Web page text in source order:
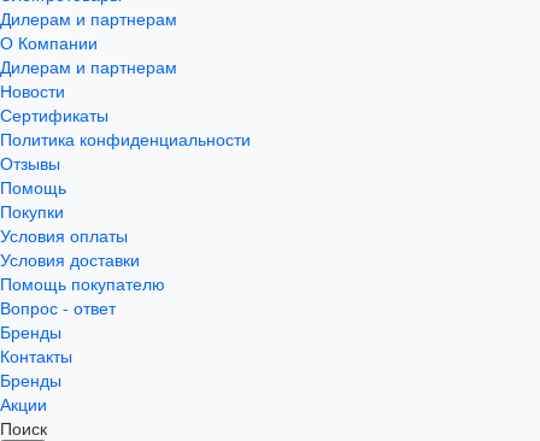
Дилерам и партнерам
О Компании
Дилерам и партнерам
Новости
Сертификаты
Политика конфиденциальности
Отзывы
Помощь
Покупки
Условия оплаты
Условия доставки
Помощь покупателю
Вопрос - ответ
Бренды
Контакты
Бренды
Акции
Поиск